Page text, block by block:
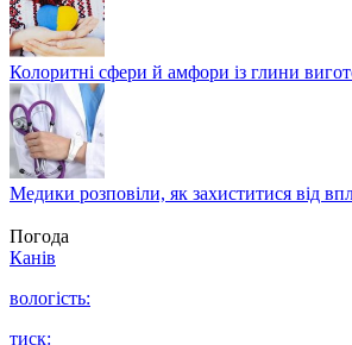
Колоритні сфери й амфори із глини
Медики розповіли, як захиститися від
Погода
Канів
вологість:
тиск: